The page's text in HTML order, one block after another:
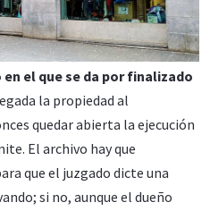
el que se da por finalizado
la propiedad al
quedar abierta la ejecución
El archivo hay que
que el juzgado dicte una
si no, aunque el dueño